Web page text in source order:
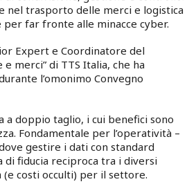
nel trasporto delle merci e logistica
per far fronte alle minacce cyber.
Expert e Coordinatore del
merci” di TTS Italia, che ha
l’omonimo Convegno
a doppio taglio, i cui benefici sono
Fondamentale per l’operatività –
gestire i dati con standard
di fiducia reciproca tra i diversi
costi occulti) per il settore.